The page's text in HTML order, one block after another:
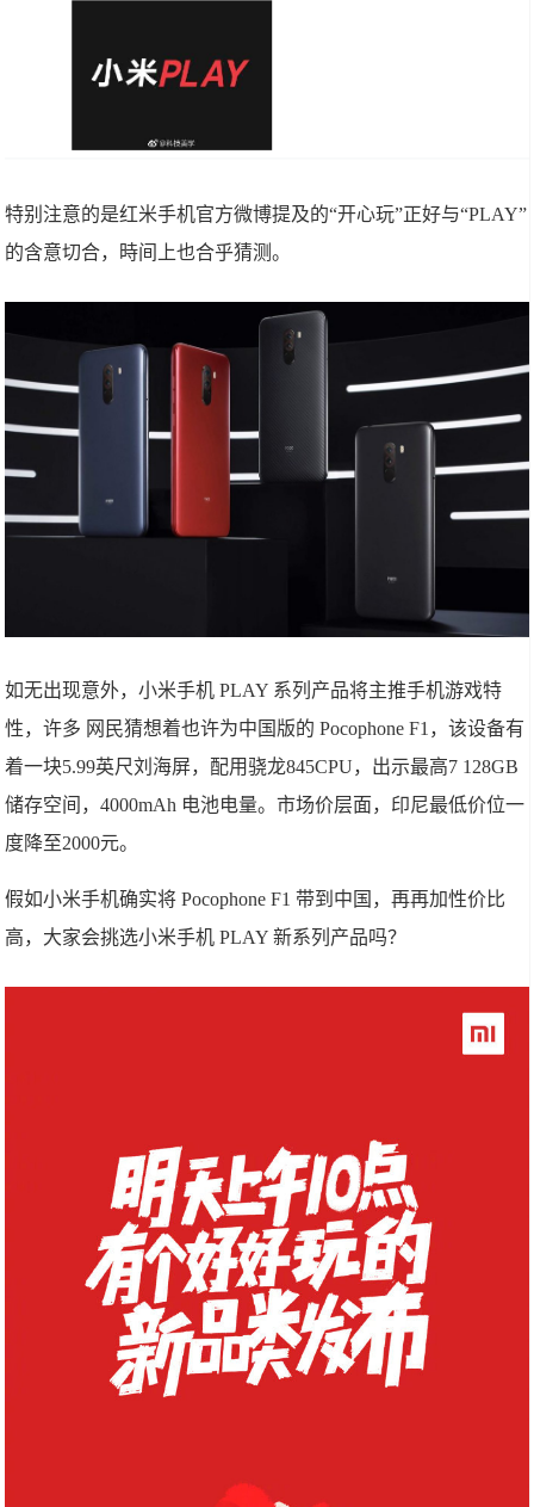
特别注意的是红米手机官方微博提及的“开心玩”正好与“PLAY”
的含意切合，時间上也合乎猜测。
如无出现意外，小米手机 PLAY 系列产品将主推手机游戏特
性，许多 网民猜想着也许为中国版的 Pocophone F1，该设备有
着一块5.99英尺刘海屏，配用骁龙845CPU，出示最高7 128GB
储存空间，4000mAh 电池电量。市场价层面，印尼最低价位一
度降至2000元。
假如小米手机确实将 Pocophone F1 带到中国，再再加性价比
高，大家会挑选小米手机 PLAY 新系列产品吗？